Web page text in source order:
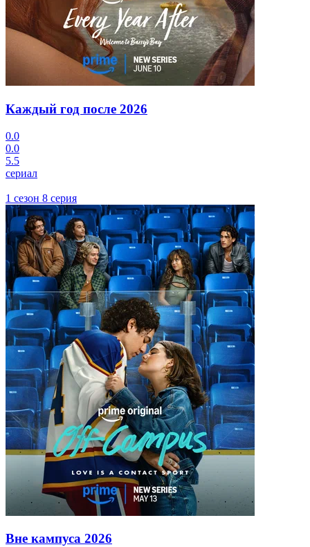
Каждый год после 2026
0.0
0.0
5.5
сериал
1 сезон 8 серия
Вне кампуса 2026